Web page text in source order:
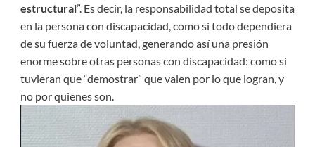
estructural”. Es decir, la responsabilidad total se deposita
en la persona con discapacidad, como si todo dependiera
de su fuerza de voluntad, generando así una presión
enorme sobre otras personas con discapacidad: como si
tuvieran que “demostrar” que valen por lo que logran, y
no por quienes son.